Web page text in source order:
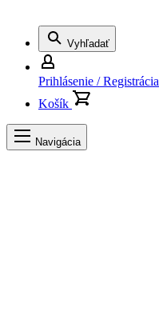
Vyhľadať
Prihlásenie / Registrácia
Košík
Navigácia